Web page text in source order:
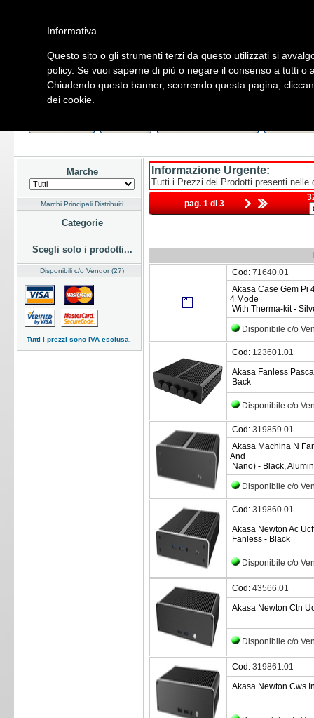
Home Listino Marchi Dati Cliente Servizi Company
Hardware Software Fotografia Telefonia Audio Video
Marche
Marchi Principali Distribuiti
Categorie
Scegli solo i prodotti...
Disponibili c/o Vendor (27)
Tutti i prezzi sono IVA esclusa.
Informazione Urgente:
Tutti i Prezzi dei Prodotti presenti
pag. 1 di 3
Cod: 71640.01
Akasa Case Gem Pi
4 Mode
With Therma-kit -
Disponibile c/o
Cod: 123601.01
Akasa Fanless
Back
Disponibile c/o
Cod: 319859.01
Akasa Machina N
And
Nano) - Black,
Disponibile c/o
Cod: 319860.01
Akasa Newton Ac
Fanless - Black
Disponibile c/o
Cod: 43566.01
Akasa Newton Ctn
Disponibile c/o
Cod: 319861.01
Akasa Newton Cws
Informativa
Questo sito o gli strumenti terzi da questo utilizzati si
policy. Se vuoi saperne di più o negare il consenso a tutti o
Chiudendo questo banner, scorrendo questa pagina,
dei cookie.